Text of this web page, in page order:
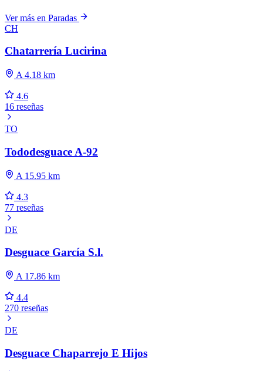
Ver más en Paradas
CH
Chatarrería Lucirina
A 4.18 km
4.6
16 reseñas
TO
Tododesguace A-92
A 15.95 km
4.3
77 reseñas
DE
Desguace García S.l.
A 17.86 km
4.4
270 reseñas
DE
Desguace Chaparrejo E Hijos